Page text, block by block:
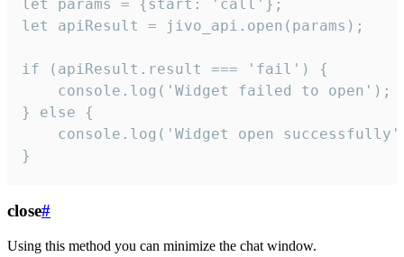
let params = {start: 'call'};
let apiResult = jivo_api.open(params);
if (apiResult.result === 'fail') {
    console.log('Widget failed to open');
} else {
console.log('Widget open
}
close#
Using this method you can minimize the chat window.